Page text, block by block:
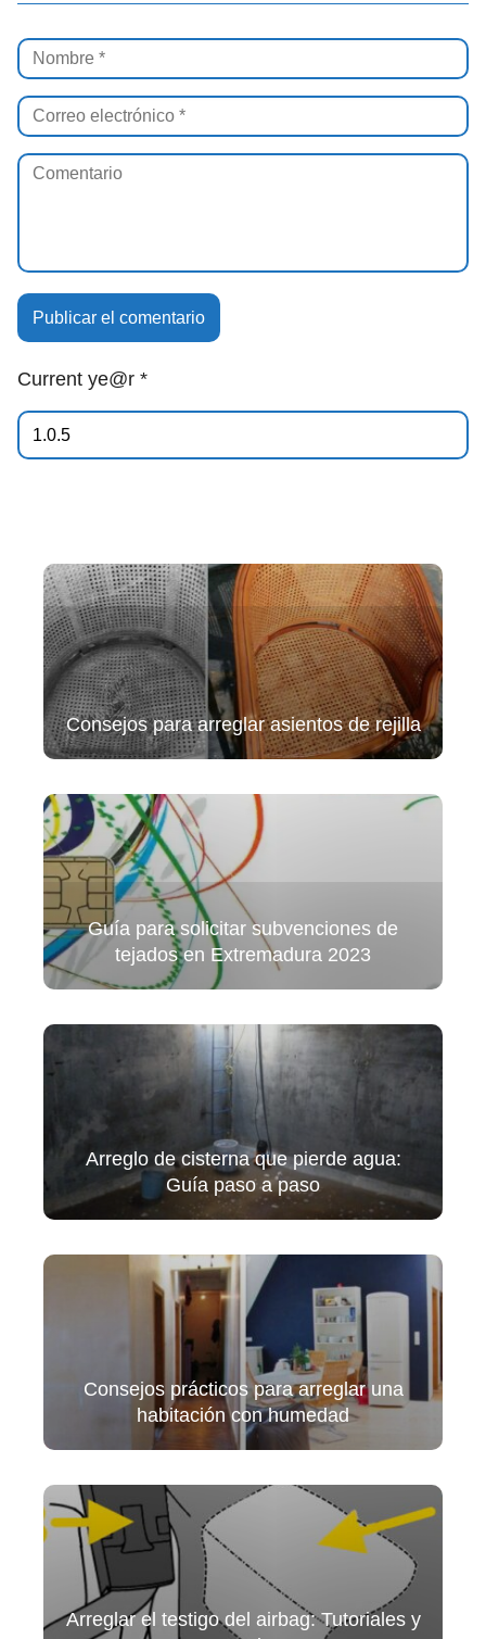
Current ye@r *
Consejos para arreglar asientos de rejilla
Guía para solicitar subvenciones de
tejados en Extremadura 2023
Arreglo de cisterna que pierde agua:
Guía paso a paso
Consejos prácticos para arreglar una
habitación con humedad
Arreglar el testigo del airbag: Tutoriales y